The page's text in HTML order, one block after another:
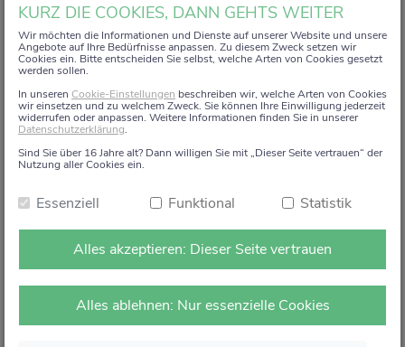
Liebe Kundin, lieber Kunde,
vielen Dank, dass Sie unser digitalesZACK+DA!
Aktionsregal genutzt haben.
Wir haben uns sehr gefreut, Sie auf diesem Weg begleiten
zu dürfen.
Dieses Angebot wird zum 15. Januar 2026 eingestellt.
Ab dem 16. Januar 2026 stehen die Online-
nicht mehr zur Verfügung.
Natürlich sind wir weiterhin persönlich für Sie da. Direkt
vor Ort in Ihrer Apotheke.
attraktive Angebote und den besten Service rund um Ihre
KURZ DIE COOKIES, DANN GEHTS WEITER
Wir möchten die Informationen und Dienste auf unserer Website und unsere
Angebote auf Ihre Bedürfnisse anpassen. Zu diesem Zweck setzen wir
Cookies ein. Bitte entscheiden Sie selbst, welche Arten von Cookies gesetzt
werden sollen.
In unseren Cookie-Einstellungen beschreiben wir, welche Arten von Cookies
wir einsetzen und zu welchem Zweck. Sie können Ihre Einwilligung jederzeit
widerrufen oder anpassen. Weitere Informationen finden Sie in unserer
Datenschutzerklärung.
Sind Sie über 16 Jahre alt? Dann willigen Sie mit „Dieser Seite vertrauen“ der
Nutzung aller Cookies ein.
Essenziell Funktional Statistik
Alles akzeptieren: Dieser Seite vertrauen
Alles ablehnen: Nur essenzielle Cookies